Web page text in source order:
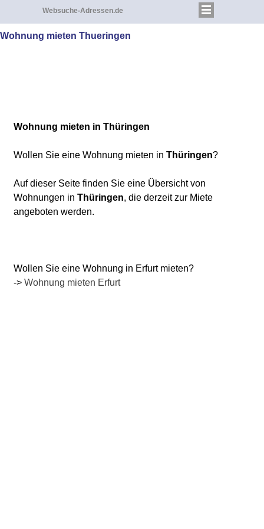
Websuche-Adressen.de
Wohnung mieten Thueringen
Wohnung mieten in Thüringen
Wollen Sie eine Wohnung mieten in Thüringen?
Auf dieser Seite finden Sie eine Übersicht von
Wohnungen in Thüringen, die derzeit zur Miete
angeboten werden.
Wollen Sie eine Wohnung in Erfurt mieten?
-> Wohnung mieten Erfurt